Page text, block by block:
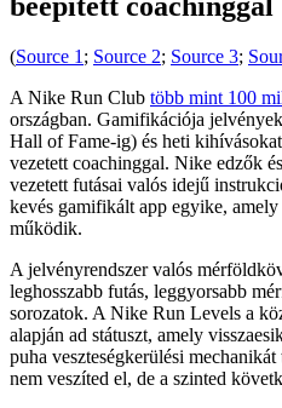
(Source 1; Source 2; Source 3;
A Nike Run Club több mint 100
országban. Gamifikációja
Hall of Fame-ig) és heti
vezetett coachinggal. Nike edzők
vezetett futásai valós idejű
kevés gamifikált app egyike,
működik.
A jelvényrendszer valós
leghosszabb futás, leggyorsabb
sorozatok. A Nike Run Levels a
alapján ad státuszt, amely
puha veszteségkerülési
nem veszíted el, de a szinted